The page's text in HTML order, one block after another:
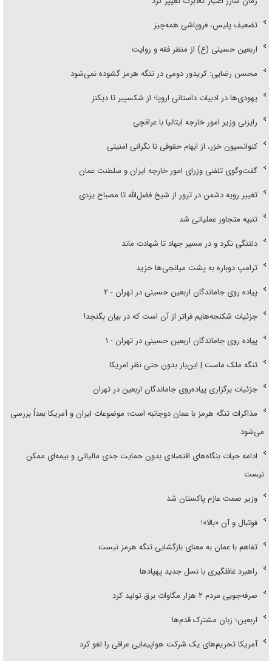
تضعیف پلیس، فروپاشی همه‌چیز
اربعین حسینی (ع) از منظر فقه و روایت
محسن رضایی: کریدور دومی در تنگه هرمز گشوده نمی‌شود
یهودی‌ها در ادبیات داستانی اروپا؛ از شکسپیر تا دیکنز
رایزنی وزیر امور خارجه ایتالیا با عراقچی
کنوانسیون خزر، از ابهام حقوقی تا نگرانی امنیتی
گفت‌وگوی تلفنی وزرای امور خارجه ایران و سلطنت عمان
تغییر رویه دشمن در ترور از شیخ فضل‌الله تا مصباح یزدی
تنبیه متجاوز عملیاتی شد
دلتنگی نکرد و در مسیر جهاد تا شهادت ماند
ترامپ دوباره به پشت میانجی‌ها خزید
پیاده روی جاماندگان اربعین حسینی در تهران - ۲
جزئیات شکنجه‌هایم فراتر از آن است که در بیان بگنجد!
پیاده روی جاماندگان اربعین حسینی در تهران - ۱
تنگه ملک ماست | این‌بار بدون حتی نظر امریکا
جزئیات برگزاری پیاده‌روی جاماندگان اربعین در تهران
مذاکرات تنگه هرمز با عمان دوجانبه است؛ موضوعات ایران و آمریکا بعداً بررسی
می‌شود
ادامه حیات بنگاه‌های اقتصادی بدون حمایت جدی مالیاتی و بیمه‌ای ممکن
نیست
وزیر صمت عازم پاکستان شد
فوتبال و آن «بالا»!
تفاهم با عمان به معنای بازگشایی تنگه هرمز نیست
راهبرد غافلگیری با نسل جدید پهپاد‌ها
صرفه‌جویی مردم ۲ هزار مگاوات برق تولید کرد
اربعین؛ زبان مشترک قدم‌ها
آمریکا تحریم‌های یک شرکت هواپیمایی عراقی را لغو کرد